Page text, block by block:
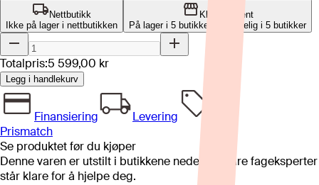
Nettbutikk
Ikke på lager i nettbutikken
Klikk og hent
På lager i 5 butikker
Tilgjengelig i 5 butikker
Totalpris:5 599,00 kr
Legg i handlekurv
Finansiering
Levering
Prismatch
Se produktet før du kjøper
Denne varen er utstilt i butikkene nedenfor. Våre fageksperter
står klare for å hjelpe deg.